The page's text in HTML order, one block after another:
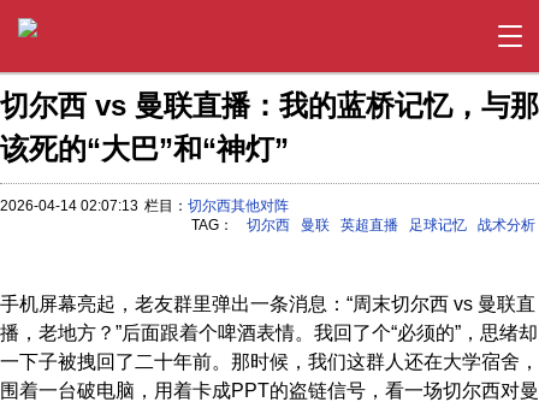
切尔西 vs 曼联直播：我的蓝桥记忆，与那
该死的“大巴”和“神灯”
2026-04-14 02:07:13 栏目： 切尔西其他对阵
TAG：
切尔西 曼联 英超直播 足球记忆 战术分析
手机屏幕亮起，老友群里弹出一条消息：“周末切尔西 vs 曼联直
播，老地方？”后面跟着个啤酒表情。我回了个“必须的”，思绪却
一下子被拽回了二十年前。那时候，我们这群人还在大学宿舍，
围着一台破电脑，用着卡成PPT的盗链信号，看一场切尔西对曼